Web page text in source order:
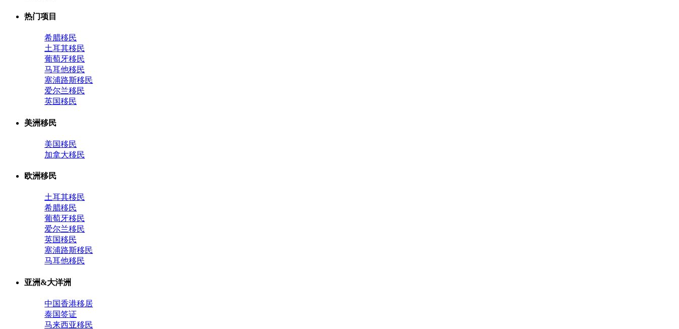
热门项目
希腊移民
土耳其移民
葡萄牙移民
马耳他移民
塞浦路斯移民
爱尔兰移民
英国移民
美洲移民
美国移民
加拿大移民
欧洲移民
土耳其移民
希腊移民
葡萄牙移民
爱尔兰移民
英国移民
塞浦路斯移民
马耳他移民
亚洲&大洋洲
中国香港移居
泰国签证
马来西亚移民